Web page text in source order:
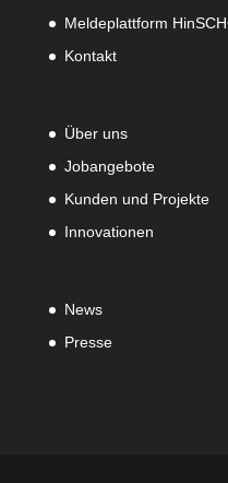
Meldeplattform
Kontakt
Über uns
Jobangebote
Kunden und Projekte
Innovationen
News
Presse